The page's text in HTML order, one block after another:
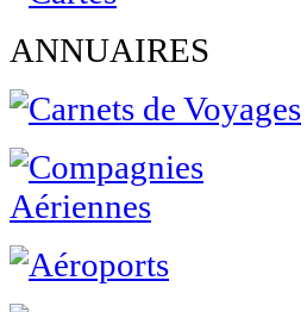
ANNUAIRES